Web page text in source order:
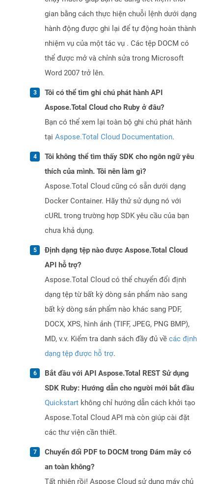
gian bằng cách thực hiện chuỗi lệnh dưới dạng
hành động được ghi lại để tự động hoàn thành
nhiệm vụ của một tác vụ . Các tệp DOCM có
thể được mở và chỉnh sửa trong Microsoft
Word 2007 trở lên.
Tôi có thể tìm ghi chú phát hành API
Aspose.Total Cloud cho Ruby ở đâu?
Bạn có thể xem lại toàn bộ ghi chú phát hành
tại Aspose.Total Cloud Documentation.
Tôi không thể tìm thấy SDK cho ngôn ngữ yêu
thích của mình. Tôi nên làm gì?
Aspose.Total Cloud cũng có sẵn dưới dạng
Docker Container. Hãy thử sử dụng nó với
cURL trong trường hợp SDK yêu cầu của bạn
chưa khả dụng.
Định dạng tệp nào được Aspose.Total Cloud
API hỗ trợ?
Aspose.Total Cloud có thể chuyển đổi định
dạng tệp từ bất kỳ dòng sản phẩm nào sang
bất kỳ dòng sản phẩm nào khác sang PDF,
DOCX, XPS, hình ảnh (TIFF, JPEG, PNG BMP),
MD, v.v. Kiểm tra danh sách đầy đủ về các định
dạng tệp được hỗ trợ.
Bắt đầu với API Aspose.Total REST Sử dụng
SDK Ruby: Hướng dẫn cho người mới bắt đầu
Quickstart không chỉ hướng dẫn cách khởi tạo
Aspose.Total Cloud API mà còn giúp cài đặt
các thư viện cần thiết.
Chuyển đổi PDF to DOCM trong Đám mây có
an toàn không?
Tất nhiên rồi! Aspose Cloud sử dụng máy chủ